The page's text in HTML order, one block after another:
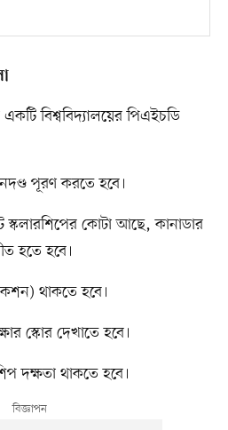
বিশ্ববিদ্যালয়ের পিএইচডি
পূরণ করতে হবে।
স্কলারশিপের কোটা আছে, কানাডার
হতে হবে।
থাকতে হবে।
স্কোর দেখাতে হবে।
দক্ষতা থাকতে হবে।